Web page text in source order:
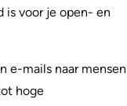
is voor je open- en
e-mails naar mensen
hoge